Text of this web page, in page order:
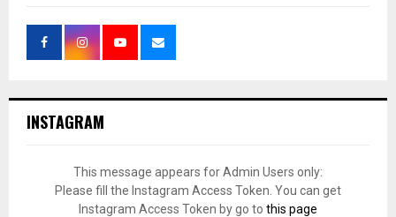
INSTAGRAM
This message appears for Admin Users only:
Please fill the Instagram Access Token. You can get
Instagram Access Token by go to this page